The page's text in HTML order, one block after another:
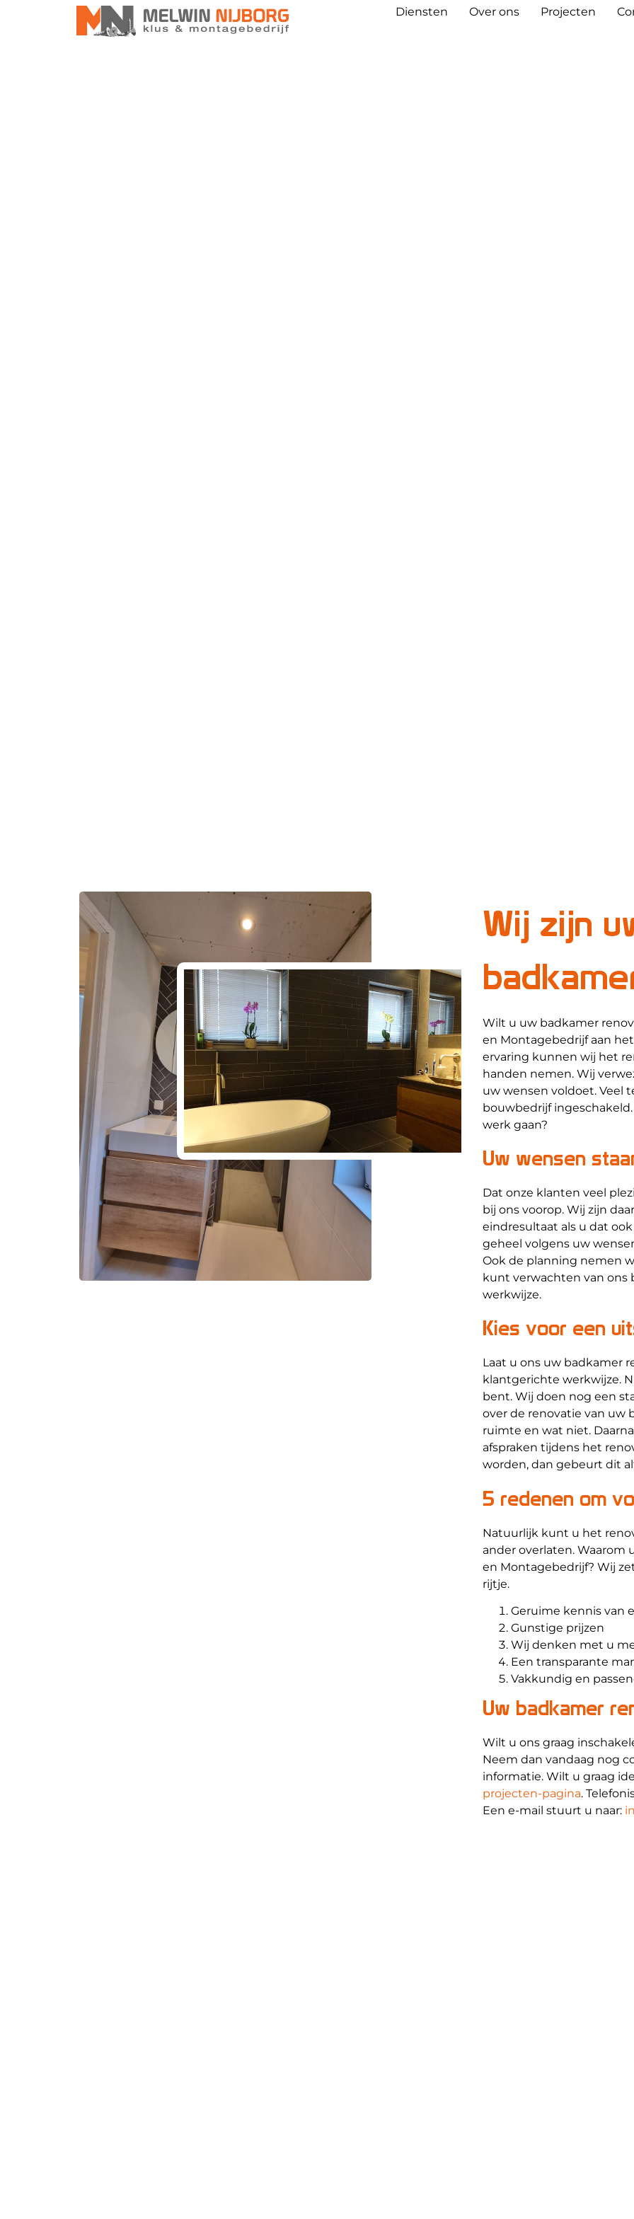
Diensten Over ons Projecten
Wij zijn
Wilt u uw badkamer
en Montagebedrijf aan
ervaring kunnen wij het
handen nemen. Wij
uw wensen voldoet. Veel
bouwbedrijf
werk gaan?
Uw wensen
Dat onze klanten veel
bij ons voorop. Wij zijn
eindresultaat als u dat
geheel volgens uw
Ook de planning nemen
kunt verwachten van ons
werkwijze.
Kies voor een
Laat u ons uw badkamer
klantgerichte werkwijze.
bent. Wij doen nog een
over de renovatie van uw
ruimte en wat niet.
afspraken tijdens het
worden, dan gebeurt dit
5 redenen om
Natuurlijk kunt u het
ander overlaten. Waarom
en Montagebedrijf? Wij
rijtje.
Geruime kennis van
Gunstige prijzen
Wij denken met u
Een transparante
Vakkundig en
Uw badkamer
Wilt u ons graag
Neem dan vandaag nog
informatie. Wilt u graag
projecten-pagina.
Een e-mail stuurt u naar: